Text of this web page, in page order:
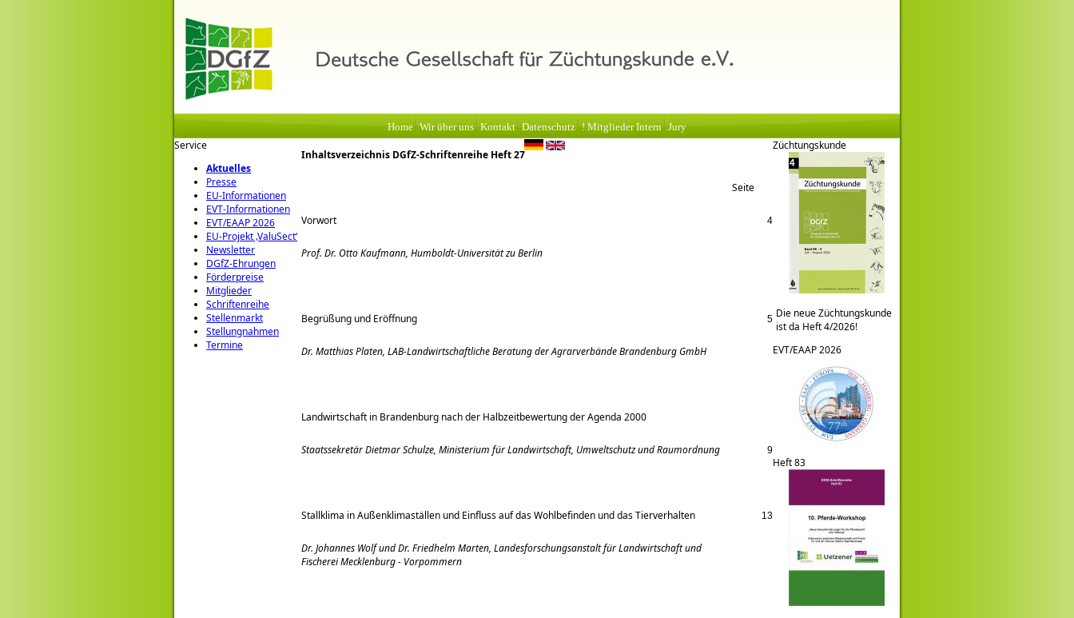
Home Wir über uns Kontakt Datenschutz ! Mitglieder Intern Jury
Service
Aktuelles
Presse
EU-Informationen
EVT-Informationen
EVT/EAAP 2026
EU-Projekt ‚ValuSect‘
Newsletter
DGfZ-Ehrungen
Förderpreise
Mitglieder
Schriftenreihe
Stellenmarkt
Stellungnahmen
Termine
Inhaltsverzeichnis DGfZ-Schriftenreihe Heft 27
Seite
Vorwort 4
Prof. Dr. Otto Kaufmann, Humboldt-Universität zu Berlin
Begrüßung und Eröffnung 5
Dr. Matthias Platen, LAB-Landwirtschaftliche Beratung der Agrarverbände Brandenburg GmbH
Landwirtschaft in Brandenburg nach der Halbzeitbewertung der Agenda 2000
Staatssekretär Dietmar Schulze, Ministerium für Landwirtschaft, Umweltschutz und Raumordnung 9
Stallklima in Außenklimaställen und Einfluss auf das Wohlbefinden und das Tierverhalten 13
Dr. Johannes Wolf und Dr. Friedhelm Marten, Landesforschungsanstalt für Landwirtschaft und
Fischerei Mecklenburg - Vorpommern
Züchtungskunde
Die neue Züchtungskunde
ist da Heft 4/2026!
EVT/EAAP 2026
Heft 83